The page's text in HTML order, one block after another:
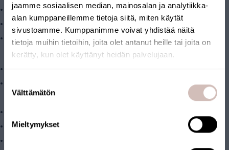
jaamme sosiaalisen median, mainosalan ja analytiikka-
alan kumppaneillemme tietoja siitä, miten käytät
sivustoamme. Kumppanimme voivat yhdistää näitä
tietoja muihin tietoihin, joita olet antanut heille tai joita on
kerätty, kun olet käyttänyt heidän palvelujaan.
valinta
Välttämätön
Mieltymykset
Suodatinkotelo (AQ1L-H)
Koteloavain
Seinäkiinnitysteline
Tekniset ominaisuudet:
Tuotteen koko: kotelo K 34 cm x L 18 cm + seinäkiinnitysteline K
13 cm
Suodattimen maksimi läpivirtaama 40 l/min